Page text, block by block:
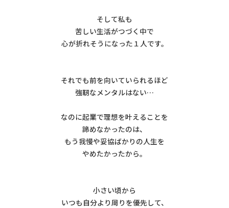
そして私も
苦しい生活がつづく中で
心が折れそうになった１人です。
それでも前を向いていられるほど
強靭なメンタルはない…
なのに起業で理想を叶えることを
諦めなかったのは、
もう我慢や妥協ばかりの人生を
やめたかったから。
小さい頃から
いつも自分より周りを優先して、